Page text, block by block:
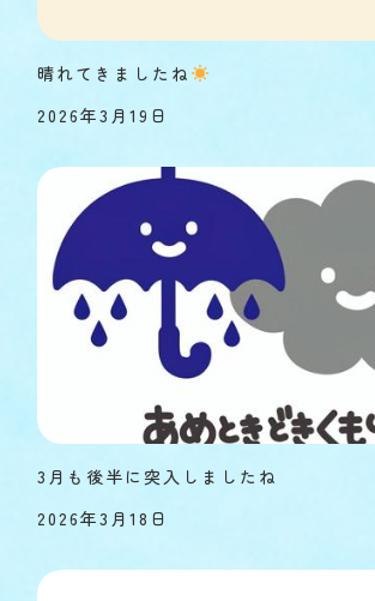
晴れてきましたね
2026年3月19日
3月も後半に突入しましたね
2026年3月18日